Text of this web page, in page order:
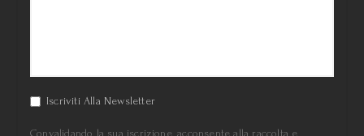
Iscriviti Alla Newsletter
Convalidando la sua iscrizione, acconsente alla raccolta e